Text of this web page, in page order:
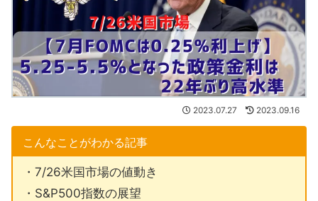
2023.07.27 2023.09.16
こんなことがわかる記事
・7/26米国市場の値動き
・S&P500指数の展望